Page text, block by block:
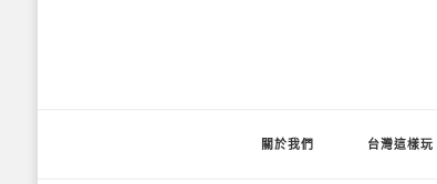
關於我們 台灣這樣玩